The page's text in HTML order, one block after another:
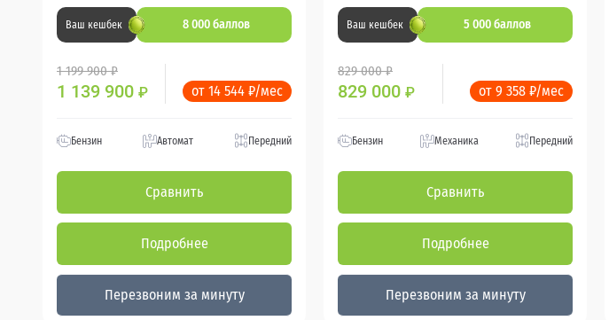
Ваш кешбек 8 000 баллов
1 199 900 ₽
1 139 900 ₽ от 14 544 ₽/мес
Бензин Автомат Передний
Сравнить
Подробнее
Перезвоним за минуту
Ваш кешбек 5 000 баллов
829 000 ₽
829 000 ₽ от 9 358 ₽/мес
Бензин Механика Передний
Сравнить
Подробнее
Перезвоним за минуту